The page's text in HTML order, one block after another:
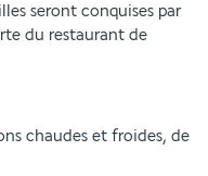
seront conquises par
du restaurant de
chaudes et froides, de